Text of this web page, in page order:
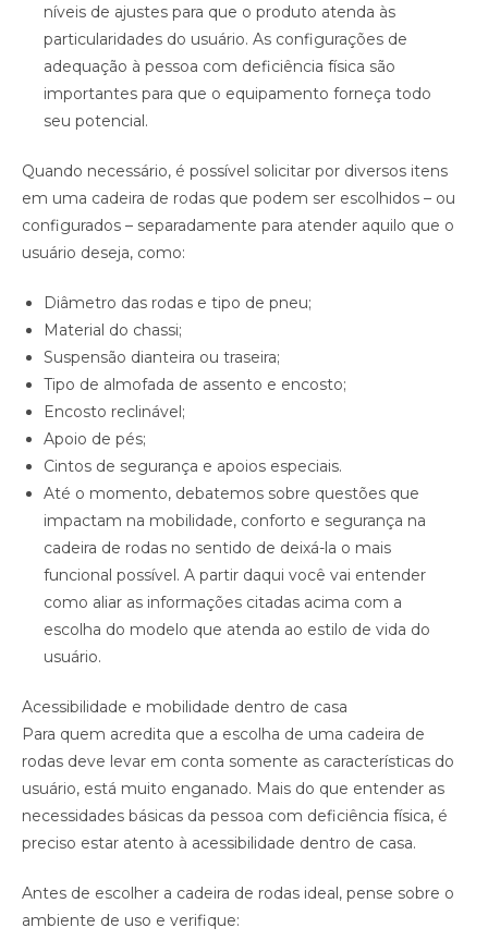
níveis de ajustes para que o produto atenda às
particularidades do usuário. As configurações de
adequação à pessoa com deficiência física são
importantes para que o equipamento forneça todo
seu potencial.
Quando necessário, é possível solicitar por diversos itens
em uma cadeira de rodas que podem ser escolhidos – ou
configurados – separadamente para atender aquilo que o
usuário deseja, como:
Diâmetro das rodas e tipo de pneu;
Material do chassi;
Suspensão dianteira ou traseira;
Tipo de almofada de assento e encosto;
Encosto reclinável;
Apoio de pés;
Cintos de segurança e apoios especiais.
Até o momento, debatemos sobre questões que
impactam na mobilidade, conforto e segurança na
cadeira de rodas no sentido de deixá-la o mais
funcional possível. A partir daqui você vai entender
como aliar as informações citadas acima com a
escolha do modelo que atenda ao estilo de vida do
usuário.
Acessibilidade e mobilidade dentro de casa
Para quem acredita que a escolha de uma cadeira de
rodas deve levar em conta somente as características do
usuário, está muito enganado. Mais do que entender as
necessidades básicas da pessoa com deficiência física, é
preciso estar atento à acessibilidade dentro de casa.
Antes de escolher a cadeira de rodas ideal, pense sobre o
ambiente de uso e verifique: